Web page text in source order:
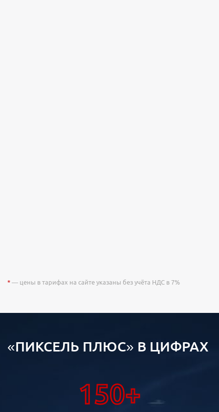
* — цены в тарифах на сайте указаны без учёта НДС в 7%
«ПИКСЕЛЬ ПЛЮС» В ЦИФРАХ
150+